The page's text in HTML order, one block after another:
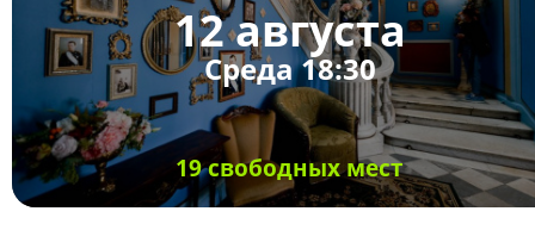
12 августа
Среда 18:30
19 свободных мест